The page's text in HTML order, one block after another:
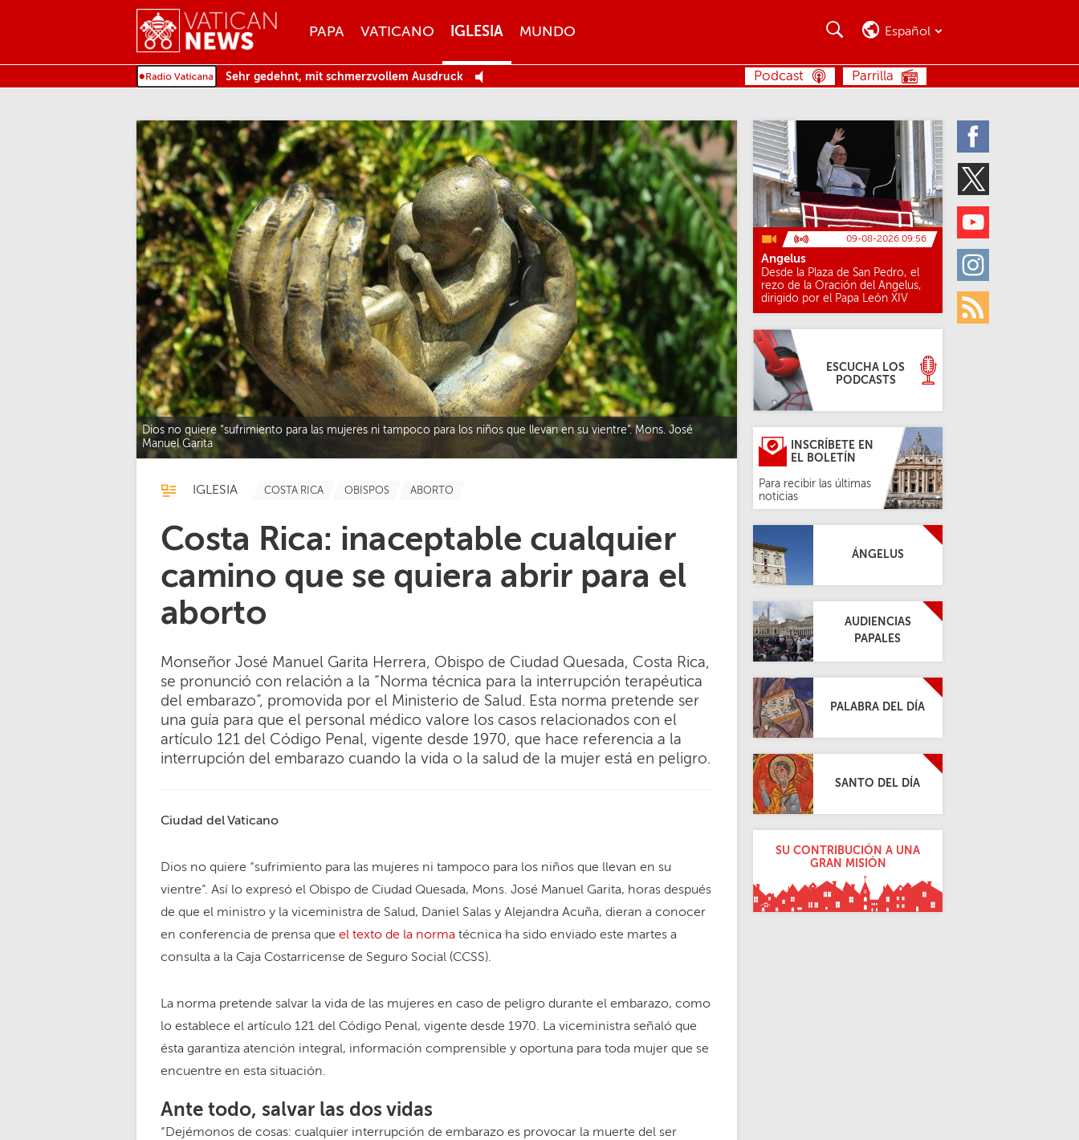
MENU
PAPA VATICANO IGLESIA MUNDO
Twitter
Youtube
Instagram
Rss
BUSCAR Español
Sehr gedehnt, mit schmerzvollem Ausdruck Parrilla
Podcast
Dios no quiere “sufrimiento para las mujeres ni tampoco para los niños que llevan en su vientre”. Mons. José
Manuel Garita
IGLESIA COSTA RICA OBISPOS ABORTO
Costa Rica: inaceptable cualquier
camino que se quiera abrir para el
aborto
Monseñor José Manuel Garita Herrera, Obispo de Ciudad Quesada, Costa Rica,
se pronunció con relación a la “Norma técnica para la interrupción terapéutica
del embarazo”, promovida por el Ministerio de Salud. Esta norma pretende ser
una guía para que el personal médico valore los casos relacionados con el
artículo 121 del Código Penal, vigente desde 1970, que hace referencia a la
interrupción del embarazo cuando la vida o la salud de la mujer está en peligro.
Ciudad del Vaticano
Dios no quiere “sufrimiento para las mujeres ni tampoco para los niños que llevan en su
vientre”. Así lo expresó el Obispo de Ciudad Quesada, Mons. José Manuel Garita, horas después
de que el ministro y la viceministra de Salud, Daniel Salas y Alejandra Acuña, dieran a conocer
en conferencia de prensa que el texto de la norma técnica ha sido enviado este martes a
consulta a la Caja Costarricense de Seguro Social (CCSS).
La norma pretende salvar la vida de las mujeres en caso de peligro durante el embarazo, como
lo establece el artículo 121 del Código Penal, vigente desde 1970. La viceministra señaló que
ésta garantiza atención integral, información comprensible y oportuna para toda mujer que se
encuentre en esta situación.
Ante todo, salvar las dos vidas
“Dejémonos de cosas: cualquier interrupción de embarazo es provocar la muerte del ser
09-08-2026 09:56
Angelus
Desde la Plaza de San Pedro, el
rezo de la Oración del Angelus,
dirigido por el Papa León XIV
ESCUCHA LOS
PODCASTS
INSCRÍBETE EN
EL BOLETÍN
Para recibir las últimas
noticias
ÁNGELUS
AUDIENCIAS
PAPALES
PALABRA DEL DÍA
SANTO DEL DÍA
SU CONTRIBUCIÓN A UNA
GRAN MISIÓN